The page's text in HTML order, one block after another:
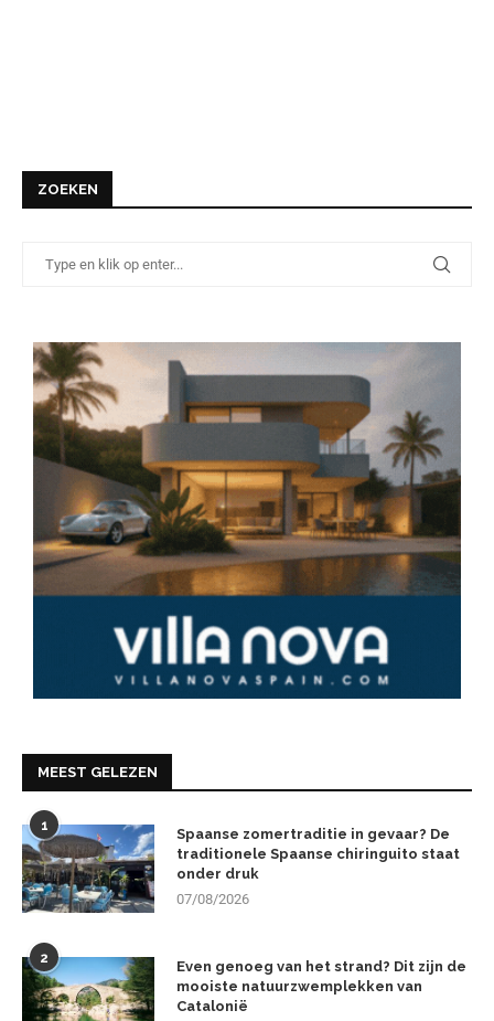
ZOEKEN
MEEST GELEZEN
1
Spaanse zomertraditie in gevaar? De
traditionele Spaanse chiringuito staat
onder druk
07/08/2026
2
Even genoeg van het strand? Dit zijn de
mooiste natuurzwemplekken van
Catalonië